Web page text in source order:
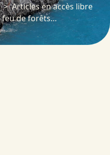
Articles en accès libre
De l’affichage du «risque feu de forêts» à la mise en œuvre d’un Plan de zones sensibles aux incendies de forêt à Auribeau sur Siagne (Alpes Maritimes). De la modélisation à la simulation grâce au système d’information géographique